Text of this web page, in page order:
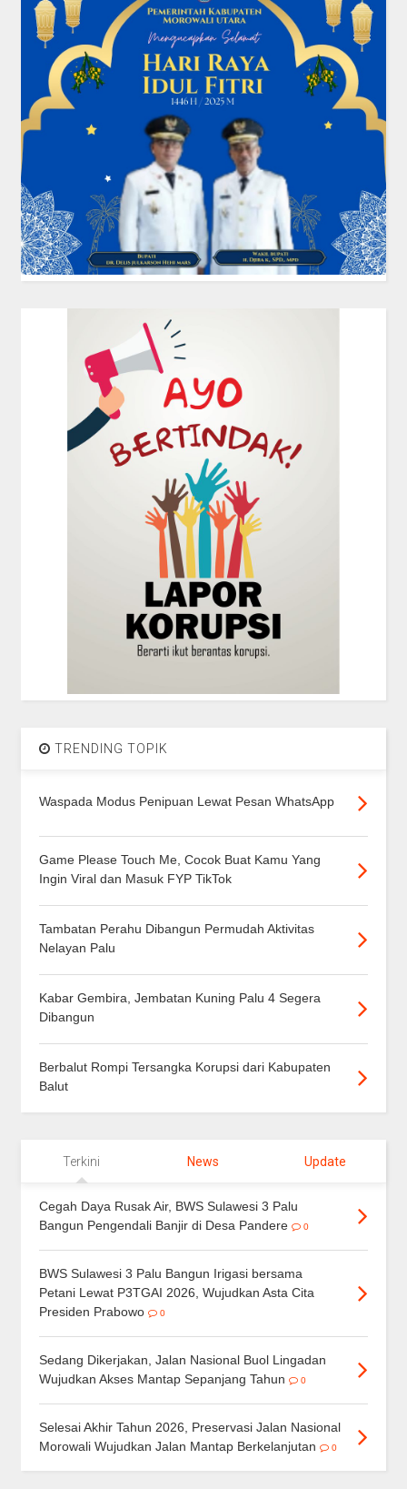
TRENDING TOPIK
Waspada Modus Penipuan Lewat Pesan WhatsApp
Game Please Touch Me, Cocok Buat Kamu Yang
Ingin Viral dan Masuk FYP TikTok
Tambatan Perahu Dibangun Permudah Aktivitas
Nelayan Palu
Kabar Gembira, Jembatan Kuning Palu 4 Segera
Dibangun
Berbalut Rompi Tersangka Korupsi dari Kabupaten
Balut
Terkini News Update
Cegah Daya Rusak Air, BWS Sulawesi 3 Palu
Bangun Pengendali Banjir di Desa Pandere
0
BWS Sulawesi 3 Palu Bangun Irigasi bersama
Petani Lewat P3TGAI 2026, Wujudkan Asta Cita
Presiden Prabowo
0
Sedang Dikerjakan, Jalan Nasional Buol Lingadan
Wujudkan Akses Mantap Sepanjang Tahun
0
Selesai Akhir Tahun 2026, Preservasi Jalan Nasional
Morowali Wujudkan Jalan Mantap Berkelanjutan
0